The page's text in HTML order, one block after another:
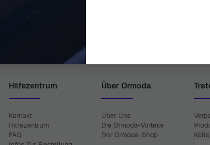
Hilfezentrum
Kontakt
Hilfezentrum
FAQ
Über Ormoda
Über Uns
Die Ormoda-Vorteile
Der Ormoda-Shop